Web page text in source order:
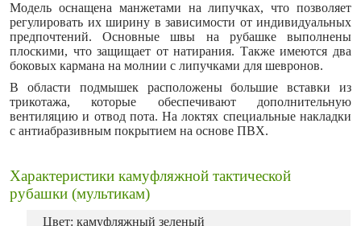
Модель оснащена манжетами на липучках, что позволяет
регулировать их ширину в зависимости от индивидуальных
предпочтений. Основные швы на рубашке выполнены
плоскими, что защищает от натирания. Также имеются два
боковых кармана на молнии с липучками для шевронов.
В области подмышек расположены большие вставки из
трикотажа, которые обеспечивают дополнительную
вентиляцию и отвод пота. На локтях специальные накладки
с антиабразивным покрытием на основе ПВХ.
Характеристики камуфляжной тактической
рубашки (мультикам)
Цвет: камуфляжный зеленый